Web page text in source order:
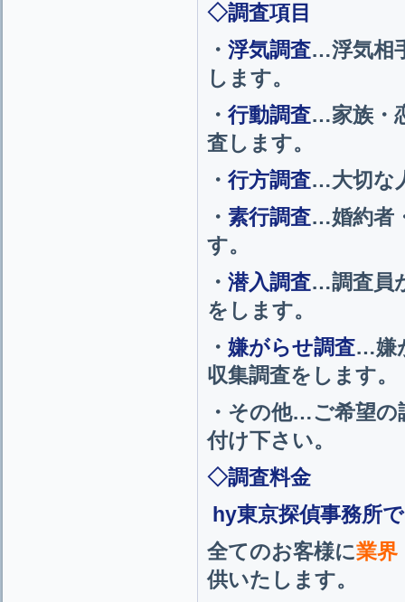
◇調査項目
・ 浮気調査…浮気相
します。
・ 行動調査…家族・
査します。
・ 行方調査…大切な
・ 素行調査…婚約者
す。
・ 潜入調査…調査員
をします。
・ 嫌がらせ調査…嫌
収集調査をします。
・その他…ご希望
付け下さい。
◇調査料金
hy東京探偵事務所
全てのお客様に業界
供いたします。